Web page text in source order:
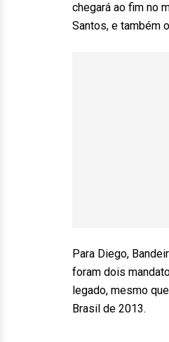
chegará ao fim no
Santos, e também
Para Diego,
foram dois
legado, mesmo
Brasil de 2013.